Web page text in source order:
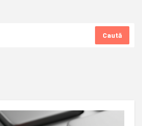
Caută